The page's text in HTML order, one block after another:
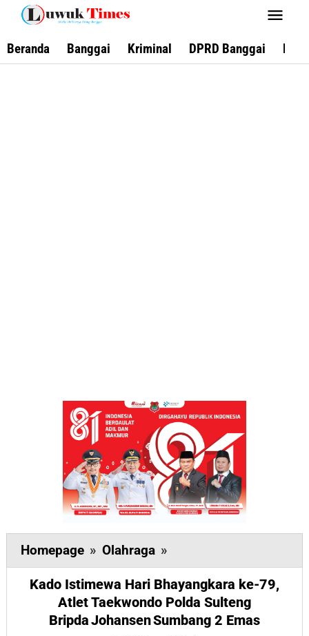
Lewati
konten
Beranda Banggai Kriminal DPRD Banggai
Homepage » Olahraga »
Istimewa
Hari
Bhayangkara
ke-
Kado Istimewa Hari Bhayangkara ke-79,
Atlet Taekwondo Polda Sulteng
Bripda Johansen Sumbang 2 Emas